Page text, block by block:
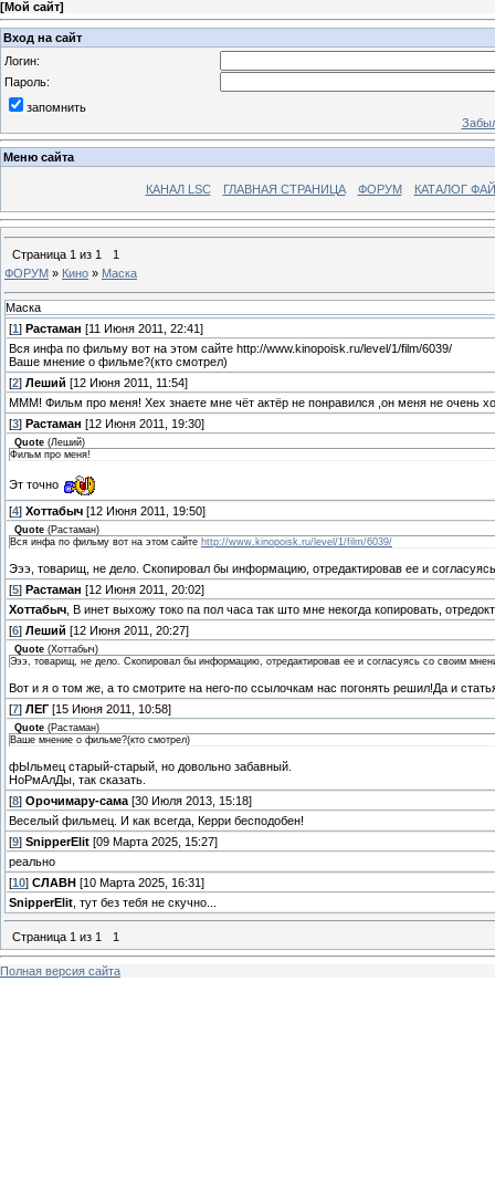
[Мой сайт]
Вход на сайт
Логин:
Пароль:
запомнить
Меню сайта
КАНАЛ LSC ГЛАВНАЯ СТРАНИЦА ФОРУМ КАТАЛОГ
Страница 1 из 1
1
ФОРУМ » Кино » Маска
Маска
[1 ] Растаман [11 Июня 2011, 22:41]
Вся инфа по фильму вот на этом сайте http://www.kinopoisk.ru/level/1/film/6039/
Ваше мнение о фильме?(кто смотрел)
[2] Леший [12 Июня 2011, 11:54]
МММ! Фильм про меня! Хех знаете мне чёт актёр не понравился ,он меня не
[3] Растаман [12 Июня 2011, 19:30]
Quote (Леший)
Фильм про меня!
Эт точно
[4] Хоттабыч [12 Июня 2011, 19:50]
Quote (Растаман)
Вся инфа по фильму вот на этом сайте http://www.kinopoisk.ru/level/1/film/6039/
Эээ, товарищ, не дело. Скопировал бы информацию, отредактировав ее и
[5] Растаман [12 Июня 2011, 20:02]
Хоттабыч , В инет выхожу токо па пол часа так што мне некогда копировать,
[6] Леший [12 Июня 2011, 20:27]
Quote (Хоттабыч)
Эээ, товарищ, не дело. Скопировал бы информацию, отредактировав ее и согласуясь со своим
Вот и я о том же, а то смотрите на него-по ссылочкам нас погонять решил!Да и
[7] ЛЕГ [15 Июня 2011, 10:58]
Quote (Растаман)
Ваше мнение о фильме?(кто смотрел)
фЫльмец старый-старый, но довольно забавный.
НоРмАлДы, так сказать.
[8] Орочимару-сама [30 Июля 2013, 15:18]
Веселый фильмец. И как всегда, Керри бесподобен!
[9] SnipperElit [09 Марта 2025, 15:27]
реально
[10] СЛАВН [10 Марта 2025, 16:31]
SnipperElit , тут без тебя не скучно...
Страница 1 из 1 1
Полная версия сайта